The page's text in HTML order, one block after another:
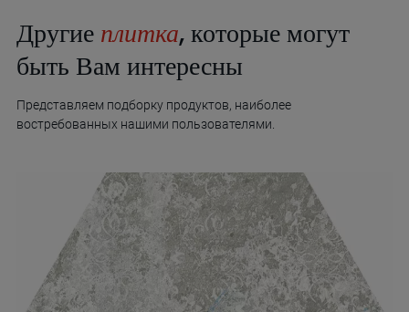
Другие плитка, которые могут
быть Вам интересны
Представляем подборку продуктов, наиболее
востребованных нашими пользователями.